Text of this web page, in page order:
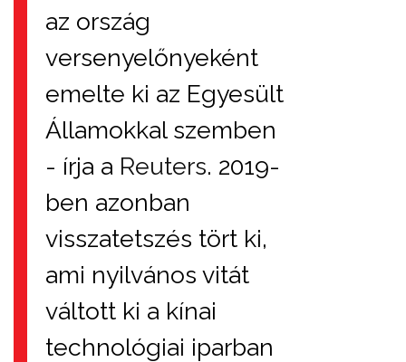
az ország
versenyelőnyeként
emelte ki az Egyesült
Államokkal szemben
- írja a Reuters. 2019-
ben azonban
visszatetszés tört ki,
ami nyilvános vitát
váltott ki a kínai
technológiai iparban